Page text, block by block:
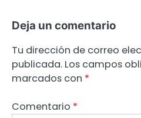
Deja un comentario
Tu dirección de correo
publicada. Los campos
marcados con *
Comentario *